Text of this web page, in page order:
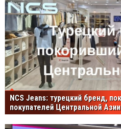
NCS Jeans: турецкий бренд,
покупателей Центральной Азии